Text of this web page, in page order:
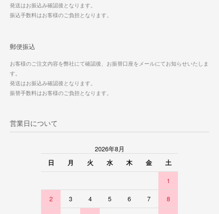
発送はお振込み確認後となります。
振込手数料はお客様のご負担となります。
郵便振込
お客様のご注文内容を弊社にて確認後、お振替口座をメールにてお知らせいたしま
す。
発送はお振込み確認後となります。
振替手数料はお客様のご負担となります。
営業日について
2026年8月
日
月 火 水 木 金 土
1
2 3 4 5 6 7 8